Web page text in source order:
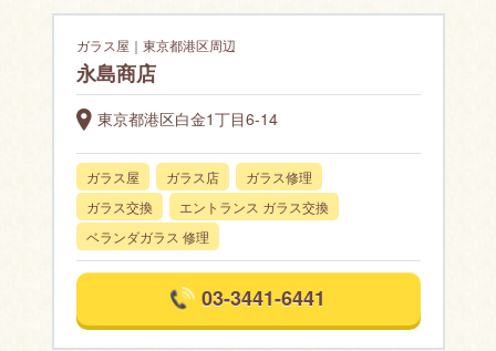
ガラス屋｜東京都港区周辺
永島商店
東京都港区白金1丁目6-14
ガラス屋 ガラス店
ガラス修理
ガラス交換
エントランス ガラス交換
ベランダガラス 修理
03-3441-6441